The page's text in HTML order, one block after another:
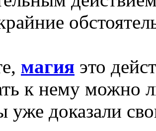
магия это
к нему можно
уже доказали